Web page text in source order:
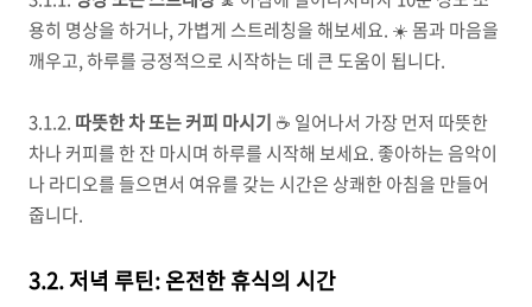
용히 명상을 하거나, 가볍게 스트레칭을 해보세요. ☀️ 몸과 마음을
깨우고, 하루를 긍정적으로 시작하는 데 큰 도움이 됩니다.
3.1.2. 따뜻한 차 또는 커피 마시기 ☕ 일어나서 가장 먼저 따뜻한
차나 커피를 한 잔 마시며 하루를 시작해 보세요. 좋아하는 음악이
나 라디오를 들으면서 여유를 갖는 시간은 상쾌한 아침을 만들어
줍니다.
3.2. 저녁 루틴: 온전한 휴식의 시간